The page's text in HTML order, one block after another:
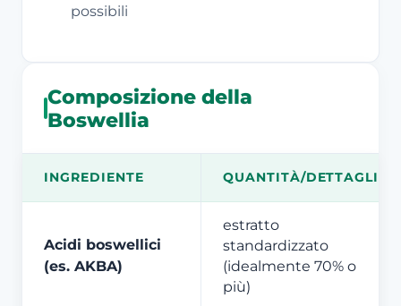
possibili
Composizione della
Boswellia
INGREDIENTE QUANTITÀ/DETTAGLIO
Acidi boswellici
(es. AKBA)
estratto
standardizzato
(idealmente 70% o
più)